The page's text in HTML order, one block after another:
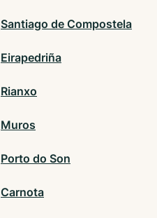
Santiago de Compostela
Eirapedriña
Rianxo
Muros
Porto do Son
Carnota